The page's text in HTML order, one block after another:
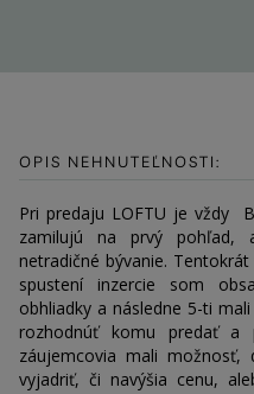
OPIS NEHNUTEĽNOSTI:
Pri predaju LOFTU je vždy
zamilujú na prvý pohľad,
netradičné bývanie.
spustení inzercie som
obhliadky a následne 5-ti
rozhodnúť komu predať a
záujemcovia mali
vyjadriť, či navýšia cenu,